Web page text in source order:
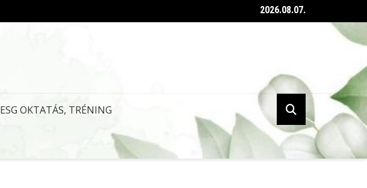
Megjelent az ESG tanúsításról szóló kormányrendelet
2026.08.07.
ESG OKTATÁS, TRÉNING